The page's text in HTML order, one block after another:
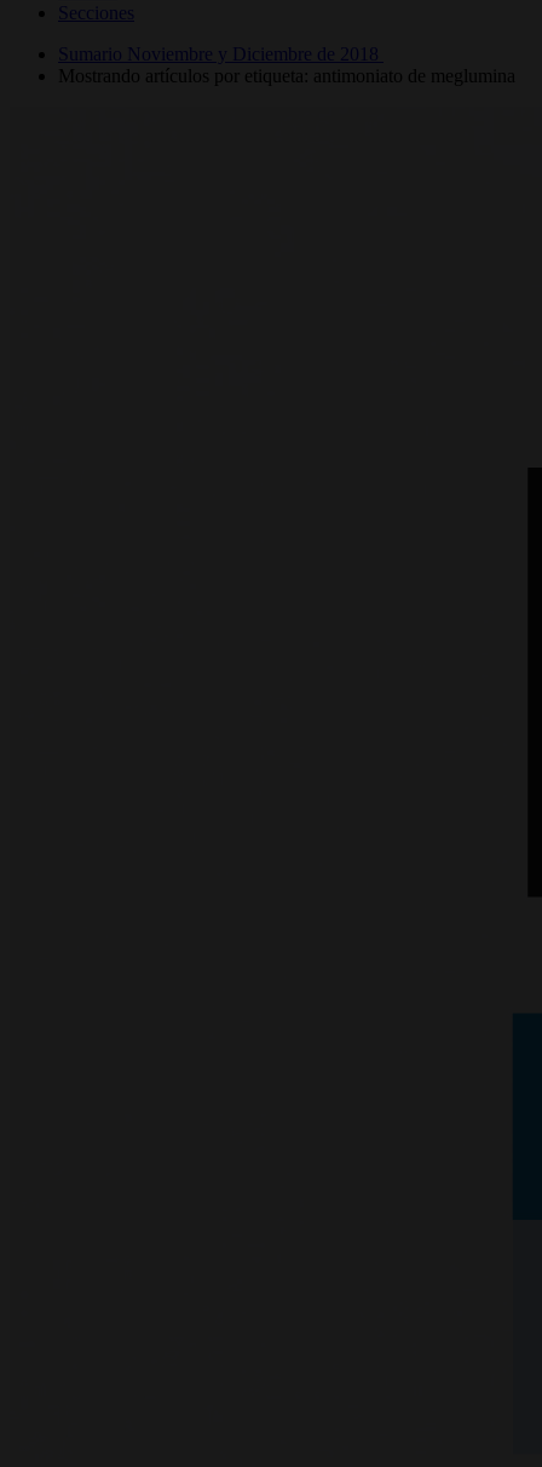
Secciones
Sumario Noviembre y Diciembre de 2018
Mostrando artículos por etiqueta: antimoniato de meglumina